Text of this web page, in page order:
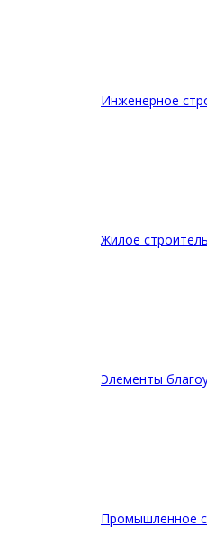
Инженерное
Жилое
Элементы
Промышленное